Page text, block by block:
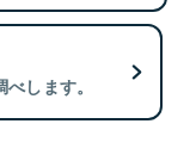
します。